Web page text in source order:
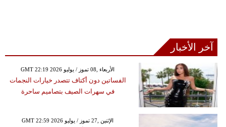
آخر الأخبار
GMT 22:19 2026 الأربعاء ,08 تموز / يوليو
الفساتين دون أكتاف تتصدر خيارات النجمات
في سهرات الصيف بتصاميم ساحرة
GMT 22:59 2026 الإثنين ,27 تموز / يوليو